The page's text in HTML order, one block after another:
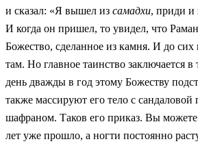
и сказал: «Я вышел из самадхи, приди и
И когда он пришел, то увидел, что
Божество, сделанное из камня. И до сих
там. Но главное таинство заключается
день дважды в год этому Божеству
также массируют его тело с
шафраном. Таков его приказ. Вы можете
лет уже прошло, а ногти постоянно